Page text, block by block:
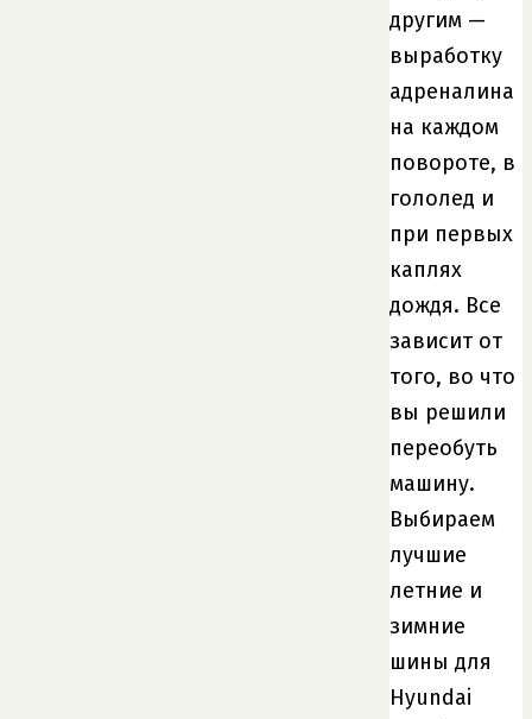
другим —
выработку
адреналина
на каждом
повороте, в
гололед и
при первых
каплях
дождя. Все
зависит от
того, во что
вы решили
переобуть
машину.
Выбираем
лучшие
летние и
зимние
шины для
Hyundai